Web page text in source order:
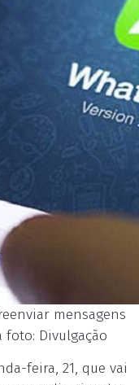
mensagens
foto: Divulgação
feira, 21, que vai